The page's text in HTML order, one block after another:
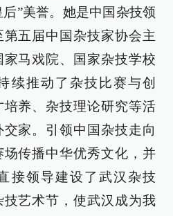
后”美誉。她是中国杂技领
五届中国杂技家协会主
马戏院、国家杂技学校
续推动了杂技比赛与创
养、杂技理论研究等活
家。引领中国杂技走向
传播中华优秀文化，并
接领导建设了武汉杂技
艺术节，使武汉成为我